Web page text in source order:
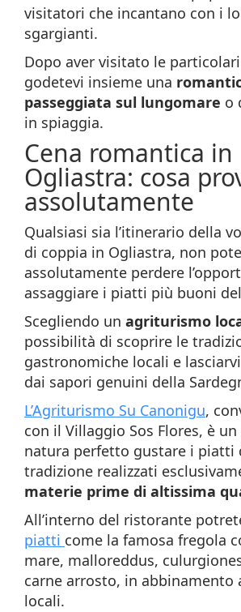
visitatori che incantano con i
sgargianti.
Dopo aver visitato le
godetevi insieme una
passeggiata sul lungomare o
in spiaggia.
Cena romantica in
Ogliastra: cosa
assolutamente
Qualsiasi sia l’itinerario della
di coppia in Ogliastra, non
assolutamente perdere
assaggiare i piatti più buoni
Scegliendo un agriturismo
possibilità di scoprire le
gastronomiche locali e
dai sapori genuini della
L’Agriturismo Su Canonigu,
con il Villaggio Sos Flores, è
natura perfetto gustare i piatti
tradizione realizzati
materie prime di altissima
All’interno del ristorante
piatti come la famosa fregola
mare, malloreddus,
carne arrosto, in abbinamento
locali.